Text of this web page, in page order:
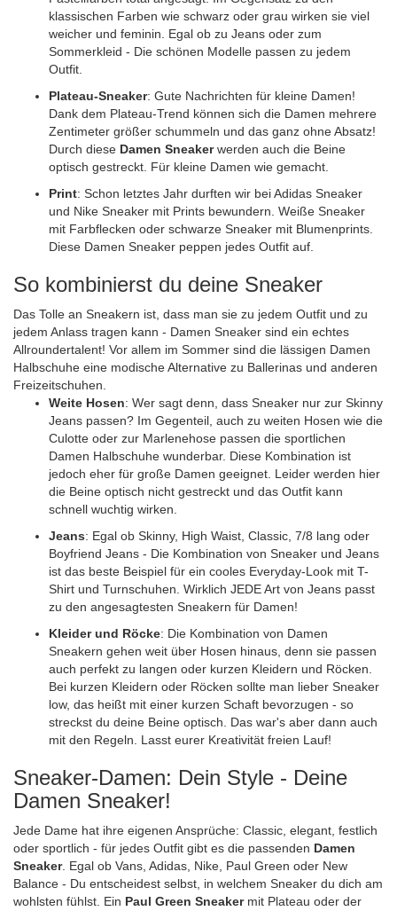
klassischen Farben wie schwarz oder grau wirken sie viel
weicher und feminin. Egal ob zu Jeans oder zum
Sommerkleid - Die schönen Modelle passen zu jedem
Outfit.
Plateau-Sneaker: Gute Nachrichten für kleine Damen!
Dank dem Plateau-Trend können sich die Damen mehrere
Zentimeter größer schummeln und das ganz ohne Absatz!
Durch diese Damen Sneakerwerden auch die Beine
optisch gestreckt. Für kleine Damen wie gemacht.
Print: Schon letztes Jahr durften wir bei Adidas Sneaker
und Nike Sneaker mit Prints bewundern. Weiße Sneaker
mit Farbflecken oder schwarze Sneaker mit Blumenprints.
Diese Damen Sneaker peppen jedes Outfit auf.
So kombinierst du deine Sneaker
Das Tolle an Sneakern ist, dass man sie zu jedem Outfit und zu
jedem Anlass tragen kann - Damen Sneaker sind ein echtes
Allroundertalent! Vor allem im Sommer sind die lässigen Damen
Halbschuhe eine modische Alternative zu Ballerinas und anderen
Freizeitschuhen.
Weite Hosen: Wer sagt denn, dass Sneaker nur zur Skinny
Jeans passen? Im Gegenteil, auch zu weiten Hosen wie die
Culotte oder zur Marlenehose passen die sportlichen
Damen Halbschuhe wunderbar. Diese Kombination ist
jedoch eher für große Damen geeignet. Leider werden hier
die Beine optisch nicht gestreckt und das Outfit kann
schnell wuchtig wirken.
Jeans: Egal ob Skinny, High Waist, Classic, 7/8 lang oder
Boyfriend Jeans - Die Kombination von Sneaker und Jeans
ist das beste Beispiel für ein cooles Everyday-Look mit T-
Shirt und Turnschuhen. Wirklich JEDE Art von Jeans passt
zu den angesagtesten Sneakern für Damen!
Kleider und Röcke: Die Kombination von Damen
Sneakern gehen weit über Hosen hinaus, denn sie passen
auch perfekt zu langen oder kurzen Kleidern und Röcken.
Bei kurzen Kleidern oder Röcken sollte man lieber Sneaker
low, das heißt mit einer kurzen Schaft bevorzugen - so
streckst du deine Beine optisch. Das war's aber dann auch
mit den Regeln. Lasst eurer Kreativität freien Lauf!
Sneaker-Damen: Dein Style - Deine
Damen Sneaker!
Jede Dame hat ihre eigenen Ansprüche: Classic, elegant, festlich
oder sportlich - für jedes Outfit gibt es die passenden Damen
Sneaker. Egal ob Vans, Adidas, Nike, Paul Green oder New
Balance - Du entscheidest selbst, in welchem Sneaker du dich am
wohlsten fühlst. Ein Paul Green Sneakermit Plateau oder der